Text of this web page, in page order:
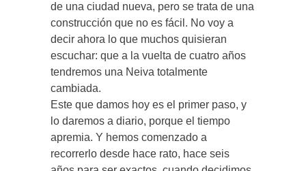
de una ciudad nueva, pero se trata de una
construcción que no es fácil. No voy a
decir ahora lo que muchos quisieran
escuchar: que a la vuelta de cuatro años
tendremos una Neiva totalmente
cambiada.
Este que damos hoy es el primer paso, y
lo daremos a diario, porque el tiempo
apremia. Y hemos comenzado a
recorrerlo desde hace rato, hace seis